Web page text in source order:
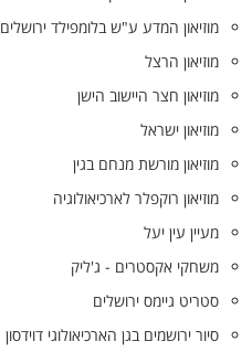
מוזיאון המדע ע"ש בלומפילד ירושלים
מוזיאון הרצל
מוזיאון חצר היישוב הישן
מוזיאון ישראל
מוזיאון מורשת מנחם בגין
מוזיאון רוקפלר לארכיאולוגיה
מעיין עין יעל
משחקי אקסטרים - ג'ליק
סטריט גיימס ירושלים
סיור ירושמים בגן הארכיאולוגי דוידסון